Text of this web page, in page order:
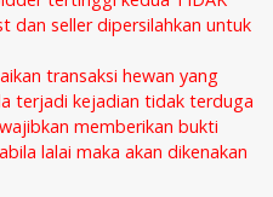
dan seller dipersilahkan untuk
transaksi hewan yang
terjadi kejadian tidak terduga
memberikan bukti
lalai maka akan dikenakan